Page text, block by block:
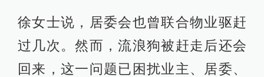
徐女士说，居委会也曾联合物业驱赶
过几次。然而，流浪狗被赶走后还会
回来，这一问题已困扰业主、居委、